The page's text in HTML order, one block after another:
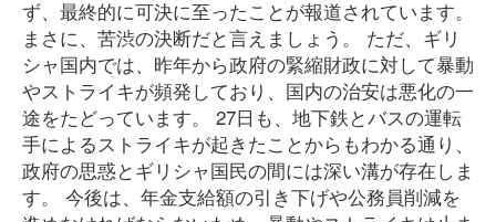
ず、最終的に可決に至ったことが報道されています。
まさに、苦渋の決断だと言えましょう。 ただ、ギリ
シャ国内では、昨年から政府の緊縮財政に対して暴動
やストライキが頻発しており、国内の治安は悪化の一
途をたどっています。 27日も、地下鉄とバスの運転
手によるストライキが起きたことからもわかる通り、
政府の思惑とギリシャ国民の間には深い溝が存在しま
す。 今後は、年金支給額の引き下げや公務員削減を